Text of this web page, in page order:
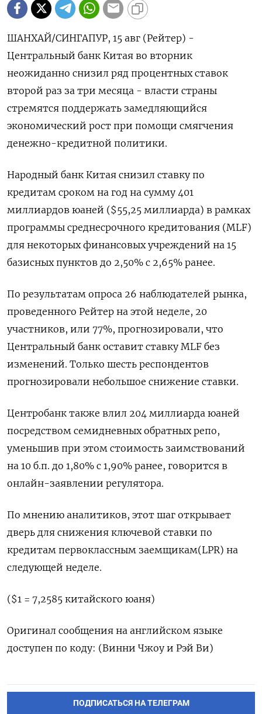
ШАНХАЙ/СИНГАПУР, 15 авг (Рейтер) -
Центральный банк Китая во вторник
неожиданно снизил ряд процентных ставок
второй раз за три месяца - власти страны
стремятся поддержать замедляющийся
экономический рост при помощи смягчения
денежно-кредитной политики.
Народный банк Китая снизил ставку по
кредитам сроком на год на сумму 401
миллиардов юаней ($55,25 миллиарда) в рамках
программы среднесрочного кредитования (MLF)
для некоторых финансовых учреждений на 15
базисных пунктов до 2,50% с 2,65% ранее.
По результатам опроса 26 наблюдателей рынка,
проведенного Рейтер на этой неделе, 20
участников, или 77%, прогнозировали, что
Центральный банк оставит ставку MLF без
изменений. Только шесть респондентов
прогнозировали небольшое снижение ставки.
Центробанк также влил 204 миллиарда юаней
посредством семидневных обратных репо,
уменьшив при этом стоимость заимствований
на 10 б.п. до 1,80% с 1,90% ранее, говорится в
онлайн-заявлении регулятора.
По мнению аналитиков, этот шаг открывает
дверь для снижения ключевой ставки по
кредитам первоклассным заемщикам(LPR) на
следующей неделе.
($1 = 7,2585 китайского юаня)
Оригинал сообщения на английском языке
доступен по коду: (Винни Чжоу и Рэй Ви)
ПОДПИСАТЬСЯ НА ТЕЛЕГРАМ